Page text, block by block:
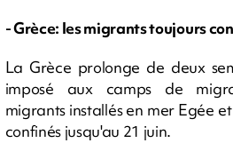
- Grèce: les migrants toujours
La Grèce prolonge de deux
imposé aux camps de
migrants installés en mer Egée
confinés jusqu'au 21 juin.